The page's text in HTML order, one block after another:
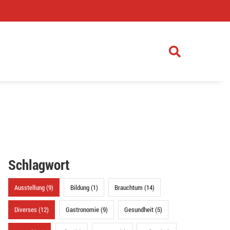
Schlagwort
Ausstellung (9) Bildung (1) Brauchtum (14)
Diverses (12) Gastronomie (9) Gesundheit (5)